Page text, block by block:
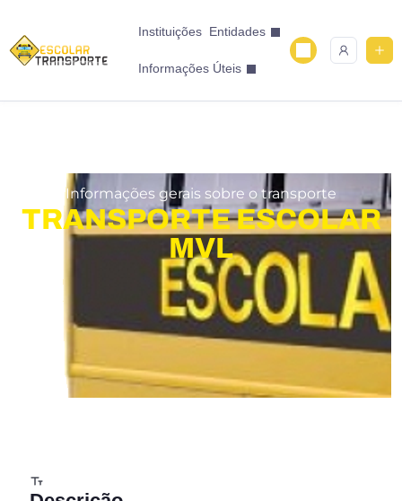
Instituições Entidades
Informações Úteis
Informações gerais sobre o transporte
TRANSPORTE ESCOLAR
MVL